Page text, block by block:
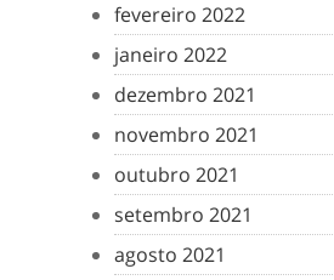
fevereiro 2022
janeiro 2022
dezembro 2021
novembro 2021
outubro 2021
setembro 2021
agosto 2021